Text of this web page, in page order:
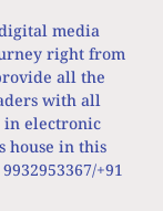
media
right from
all the
with all
electronic
house in this
+91